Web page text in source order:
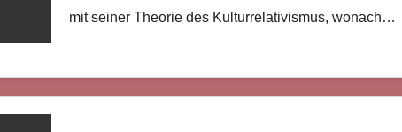
mit seiner Theorie des Kulturrelativismus, wonach…